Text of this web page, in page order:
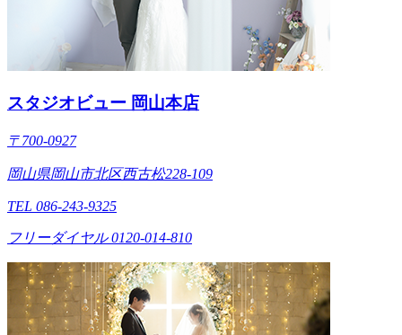
スタジオビュー 岡山本店
〒700-0927
岡山県岡山市北区西古松228-109
TEL 086-243-9325
フリーダイヤル 0120-014-810